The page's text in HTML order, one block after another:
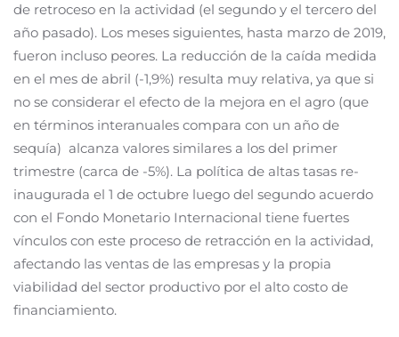
de retroceso en la actividad (el segundo y el tercero del
año pasado). Los meses siguientes, hasta marzo de 2019,
fueron incluso peores. La reducción de la caída medida
en el mes de abril (-1,9%) resulta muy relativa, ya que si
no se considerar el efecto de la mejora en el agro (que
en términos interanuales compara con un año de
sequía) alcanza valores similares a los del primer
trimestre (carca de -5%). La política de altas tasas re-
inaugurada el 1 de octubre luego del segundo acuerdo
con el Fondo Monetario Internacional tiene fuertes
vínculos con este proceso de retracción en la actividad,
afectando las ventas de las empresas y la propia
viabilidad del sector productivo por el alto costo de
financiamiento.